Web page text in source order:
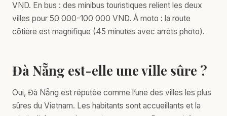
VND. En bus : des minibus touristiques relient les deux
villes pour 50 000-100 000 VND. À moto : la route
côtière est magnifique (45 minutes avec arrêts photo).
Đà Nẵng est-elle une ville sûre ?
Oui, Đà Nẵng est réputée comme l’une des villes les plus
sûres du Vietnam. Les habitants sont accueillants et la